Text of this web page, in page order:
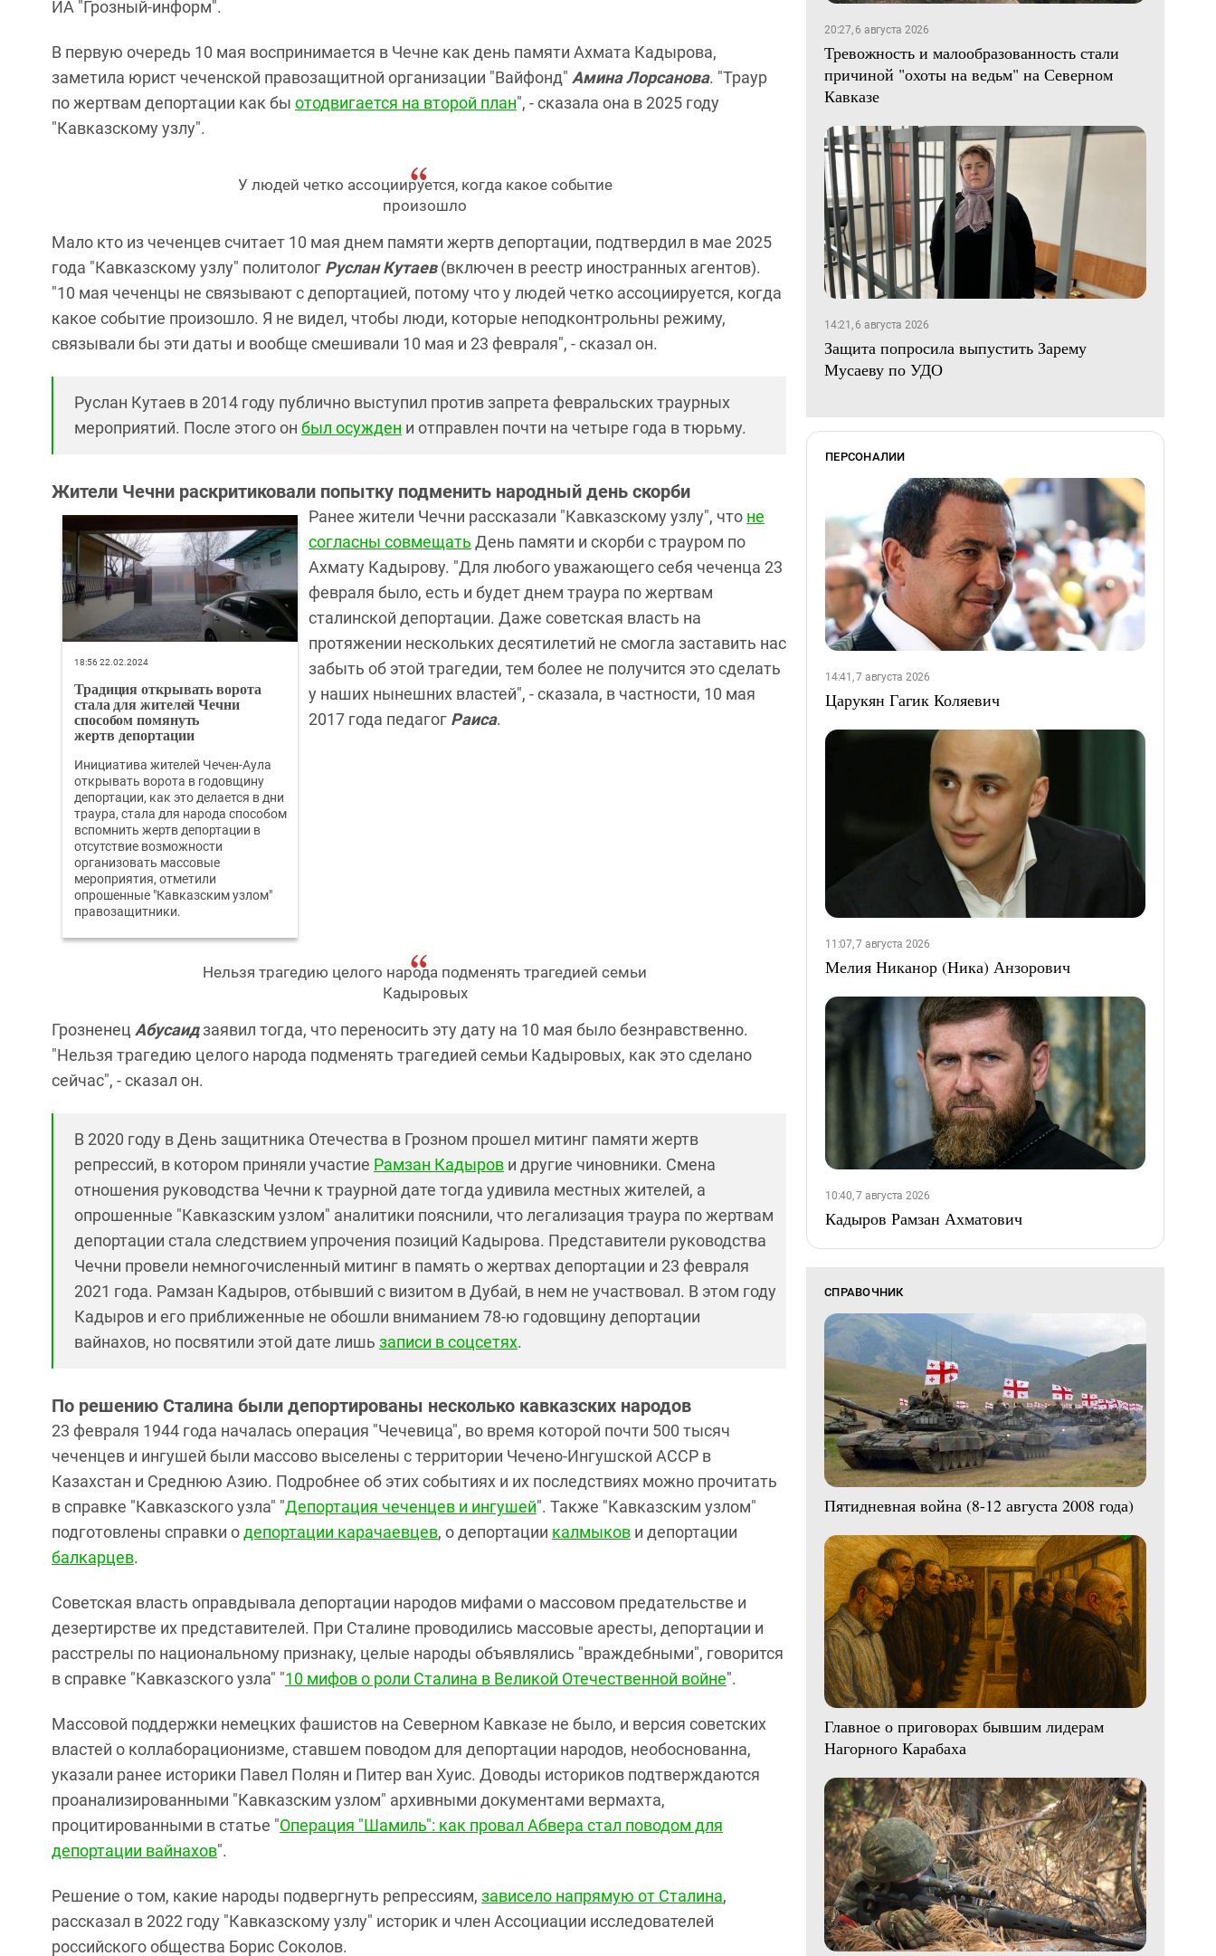
ИА "Грозный-информ".
В первую очередь 10 мая воспринимается в Чечне как день памяти Ахмата Кадырова,
заметила юрист чеченской правозащитной организации "Вайфонд" Амина Лорсанова. "Траур
по жертвам депортации как бы отодвигается на второй план", - сказала она в 2025 году
"Кавказскому узлу".
У людей четко ассоциируется, когда какое событие
произошло
Мало кто из чеченцев считает 10 мая днем памяти жертв депортации, подтвердил в мае 2025
года "Кавказскому узлу" политолог Руслан Кутаев(включен в реестр иностранных агентов).
"10 мая чеченцы не связывают с депортацией, потому что у людей четко ассоциируется, когда
какое событие произошло. Я не видел, чтобы люди, которые неподконтрольны режиму,
связывали бы эти даты и вообще смешивали 10 мая и 23 февраля", - сказал он.
Руслан Кутаев в 2014 году публично выступил против запрета февральских траурных
мероприятий. После этого он был осужден и отправлен почти на четыре года в тюрьму.
Жители Чечни раскритиковали попытку подменить народный день скорби
18:56 22.02.2024
Традиция открывать ворота
стала для жителей Чечни
способом помянуть
жертв депортации
Инициатива жителей Чечен-Аула
открывать ворота в годовщину
депортации, как это делается в дни
траура, стала для народа способом
вспомнить жертв депортации в
отсутствие возможности
организовать массовые
мероприятия, отметили
опрошенные "Кавказским узлом"
правозащитники.
Ранее жители Чечни рассказали "Кавказскому узлу", что не
согласны совмещать День памяти и скорби с трауром по
Ахмату Кадырову. "Для любого уважающего себя чеченца 23
февраля было, есть и будет днем траура по жертвам
сталинской депортации. Даже советская власть на
протяжении нескольких десятилетий не смогла заставить нас
забыть об этой трагедии, тем более не получится это сделать
у наших нынешних властей", - сказала, в частности, 10 мая
2017 года педагог Раиса.
Нельзя трагедию целого народа подменять трагедией семьи
Кадыровых
Грозненец Абусаидзаявил тогда, что переносить эту дату на 10 мая было безнравственно.
"Нельзя трагедию целого народа подменять трагедией семьи Кадыровых, как это сделано
сейчас", - сказал он.
В 2020 году в День защитника Отечества в Грозном прошел митинг памяти жертв
репрессий, в котором приняли участие Рамзан Кадыров и другие чиновники. Смена
отношения руководства Чечни к траурной дате тогда удивила местных жителей, а
опрошенные "Кавказским узлом" аналитики пояснили, что легализация траура по жертвам
депортации стала следствием упрочения позиций Кадырова. Представители руководства
Чечни провели немногочисленный митинг в память о жертвах депортации и 23 февраля
2021 года. Рамзан Кадыров, отбывший с визитом в Дубай, в нем не участвовал. В этом году
Кадыров и его приближенные не обошли вниманием 78-ю годовщину депортации
вайнахов, но посвятили этой дате лишь записи в соцсетях.
По решению Сталина были депортированы несколько кавказских народов
23 февраля 1944 года началась операция "Чечевица", во время которой почти 500 тысяч
чеченцев и ингушей были массово выселены с территории Чечено-Ингушской АССР в
Казахстан и Среднюю Азию. Подробнее об этих событиях и их последствиях можно прочитать
в справке "Кавказского узла" "Депортация чеченцев и ингушей". Также "Кавказским узлом"
подготовлены справки одепортации карачаевцев, о депортации калмыков и депортации
балкарцев.
Советская власть оправдывала депортации народов мифами о массовом предательстве и
дезертирстве их представителей. При Сталине проводились массовые аресты, депортации и
расстрелы по национальному признаку, целые народы объявлялись "враждебными", говорится
в справке "Кавказского узла" "10 мифов о роли Сталина в Великой Отечественной войне".
Массовой поддержки немецких фашистов на Северном Кавказе не было, и версия советских
властей о коллаборационизме, ставшем поводом для депортации народов, необоснованна,
указали ранее историки Павел Полян и Питер ван Хуис. Доводы историков подтверждаются
проанализированными "Кавказским узлом" архивными документами вермахта,
процитированными в статье "Операция "Шамиль": как провал Абвера стал поводом для
депортации вайнахов".
Решение о том, какие народы подвергнуть репрессиям, зависело напрямую от Сталина,
рассказал в 2022 году "Кавказскому узлу" историк и член Ассоциации исследователей
российского общества Борис Соколов.
20:27, 6 августа 2026
Тревожность и малообразованность стали
причиной "охоты на ведьм" на Северном
Кавказе
14:21, 6 августа 2026
Защита попросила выпустить Зарему
Мусаеву по УДО
ПЕРСОНАЛИИ
14:41, 7 августа 2026
Царукян Гагик Коляевич
11:07, 7 августа 2026
Мелия Никанор (Ника) Анзорович
10:40, 7 августа 2026
Кадыров Рамзан Ахматович
СПРАВОЧНИК
Пятидневная война (8-12 августа 2008 года)
Главное о приговорах бывшим лидерам
Нагорного Карабаха